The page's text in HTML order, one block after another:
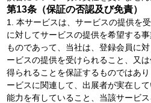
第13条（保証の否認及び免責）
1. 本サービスは、サービスの提供を
に対してサービスの提供を希望する
ものであって、当社は、登録会員に
ービスの提供を受けられること、又
得られることを保証するものではあ
ービスに関連して、出展者が実在し
能力を有していること、当該サービ